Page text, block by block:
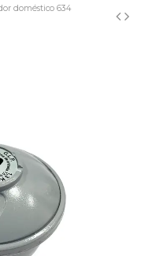
doméstico 634